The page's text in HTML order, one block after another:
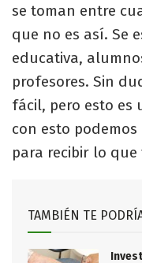
se toman entre
que no es así. Se
educativa,
profesores. Sin
fácil, pero esto es
con esto
para recibir lo que
TAMBIÉN TE